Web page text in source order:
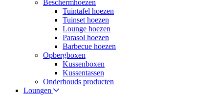
Beschermhoezen
Tuintafel hoezen
Tuinset hoezen
Lounge hoezen
Parasol hoezen
Barbecue hoezen
Opbergboxen
Kussenboxen
Kussentassen
Onderhouds producten
Loungen